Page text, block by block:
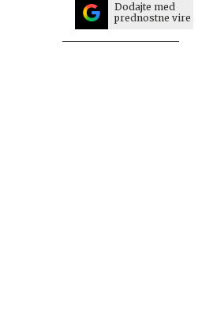
Dodajte med
prednostne vire